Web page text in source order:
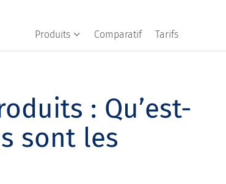
Produits Comparatif Tarifs
: Qu’est-
sont les